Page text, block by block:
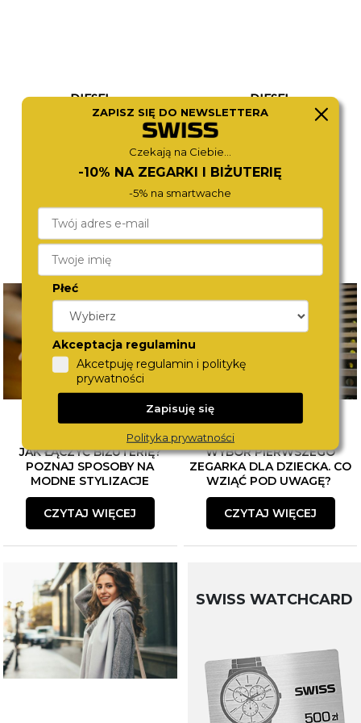
DIESEL
DZ4338
DIESEL
DZ4691
JAK ŁĄCZYĆ BIŻUTERIĘ?
POZNAJ SPOSOBY NA
MODNE STYLIZACJE
CZYTAJ WIĘCEJ
WYBÓR PIERWSZEGO
ZEGARKA DLA DZIECKA. CO
WZIĄĆ POD UWAGĘ?
CZYTAJ WIĘCEJ
SWISS WATCHCARD
ZAPISZ SIĘ DO NEWSLETTERA
Czekają na Ciebie...
-10% NA ZEGARKI I BIŻUTERIĘ
-5% na smartwache
Płeć
Akceptacja regulaminu
Akcetpuję regulamin i politykę
prywatności
Zapisuję się
Polityka prywatności